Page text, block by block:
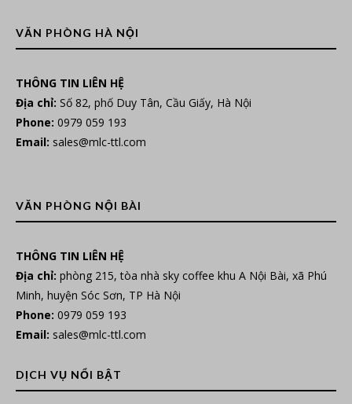
VĂN PHÒNG HÀ NỘI
THÔNG TIN LIÊN HỆ
Địa chỉ: Số 82, phố Duy Tân, Cầu Giấy, Hà Nội
Phone: 0979 059 193
Email: sales@mlc-ttl.com
VĂN PHÒNG NỘI BÀI
THÔNG TIN LIÊN HỆ
Địa chỉ: phòng 215, tòa nhà sky coffee khu A Nội Bài, xã Phú
Minh, huyện Sóc Sơn, TP Hà Nội
Phone: 0979 059 193
Email: sales@mlc-ttl.com
DỊCH VỤ NỔI BẬT